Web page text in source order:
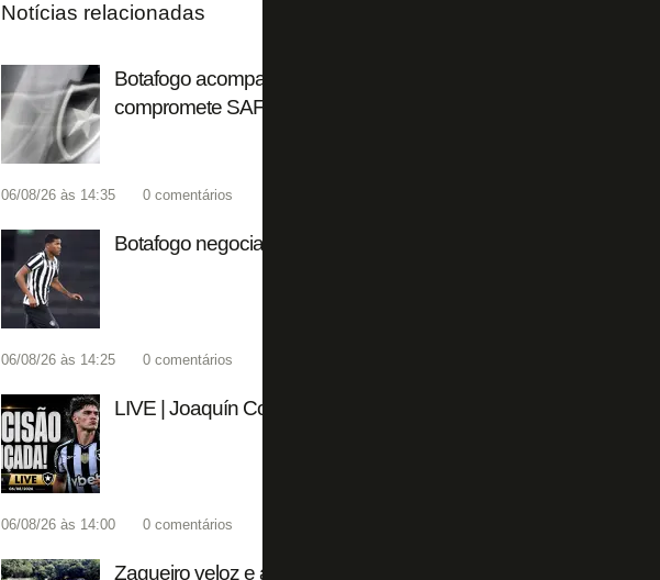
Notícias relacionadas
Botafogo acompanha situação e diz que ação contra GDA
compromete SAF
06/08/26 às 14:35 0 comentários
Botafogo negocia zagueiro Danillo com o futebol português
06/08/26 às 14:25 0 comentários
LIVE | Joaquín Correa perto de sair; Ferraresi assina em
06/08/26 às 14:00 0 comentários
Zagueiro veloz e atacante canhoto: os reforços pedidos por